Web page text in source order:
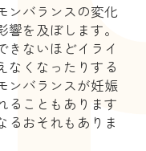
ンバランスの変化
を及ぼします。
きないほどイライ
なくなったりする
ンバランスが妊娠
ることもあります
るおそれもありま